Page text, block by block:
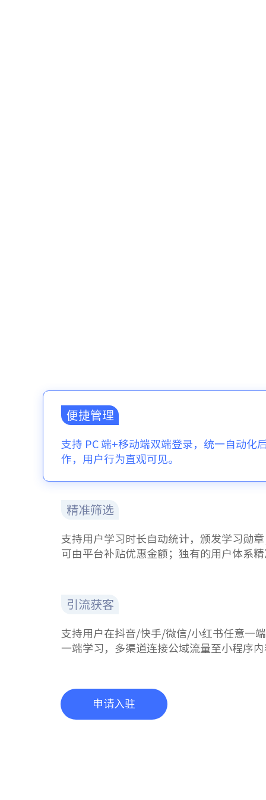
便捷管理
支持 PC 端+移动端双端登录，统一自动化
作，用户行为直观可见。
精准筛选
支持用户学习时长自动统计，颁发学习勋
可由平台补贴优惠金额；独有的用户体系
引流获客
支持用户在抖音/快手/微信/小红书任意一
一端学习，多渠道连接公域流量至小程序
申请入驻